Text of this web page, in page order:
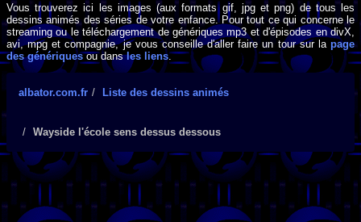
Vous trouverez ici les images (aux formats gif, jpg et png) de tous les
dessins animés des séries de votre enfance. Pour tout ce qui concerne le
streaming ou le téléchargement de génériques mp3 et d'épisodes en divX,
avi, mpg et compagnie, je vous conseille d'aller faire un tour sur la page
des génériquesou dansles liens.
albator.com.fr Liste des dessins animés
Wayside l'école sens dessus dessous